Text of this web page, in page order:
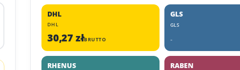
DHL
DHL
30,27 złBRUTTO
GLS
GLS
-
RHENUS RABEN